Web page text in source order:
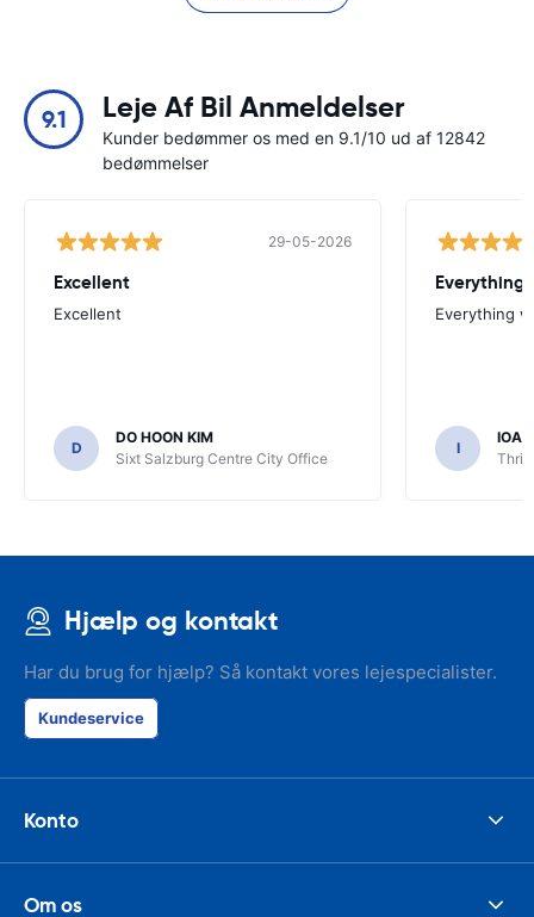
9.1 Leje Af Bil Anmeldelser
Kunder bedømmer os med en 9.1/10 ud af 12842
bedømmelser
29-05-2026
Excellent
Excellent
D
DO HOON KIM
Sixt Salzburg Centre City Office
Everything
Everything
I
Hjælp og kontakt
Har du brug for hjælp? Så kontakt vores lejespecialister.
Kundeservice
Konto
Om os